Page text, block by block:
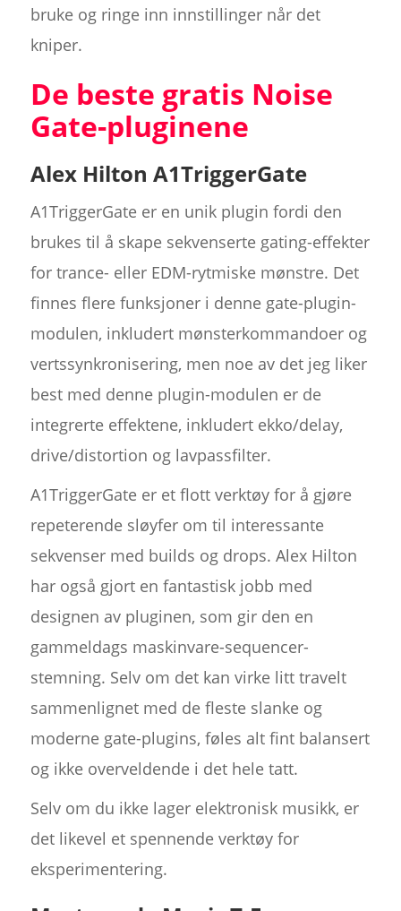
bruke og ringe inn innstillinger når det
kniper.
De beste gratis Noise
Gate-pluginene
Alex Hilton A1TriggerGate
A1TriggerGate er en unik plugin fordi den
brukes til å skape sekvenserte gating-effekter
for trance- eller EDM-rytmiske mønstre. Det
finnes flere funksjoner i denne gate-plugin-
modulen, inkludert mønsterkommandoer og
vertssynkronisering, men noe av det jeg liker
best med denne plugin-modulen er de
integrerte effektene, inkludert ekko/delay,
drive/distortion og lavpassfilter.
A1TriggerGate er et flott verktøy for å gjøre
repeterende sløyfer om til interessante
sekvenser med builds og drops. Alex Hilton
har også gjort en fantastisk jobb med
designen av pluginen, som gir den en
gammeldags maskinvare-sequencer-
stemning. Selv om det kan virke litt travelt
sammenlignet med de fleste slanke og
moderne gate-plugins, føles alt fint balansert
og ikke overveldende i det hele tatt.
Selv om du ikke lager elektronisk musikk, er
det likevel et spennende verktøy for
eksperimentering.